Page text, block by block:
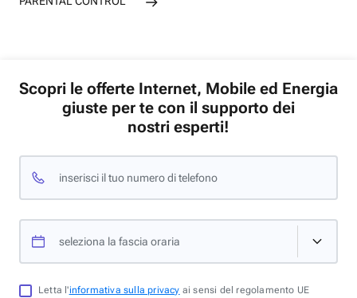
Scopri le offerte Internet, Mobile ed Energia
giuste per te con il supporto dei
nostri esperti!
inserisci il tuo numero di telefono
seleziona la fascia oraria
Letta l'informativa sulla privacy ai sensi del regolamento UE